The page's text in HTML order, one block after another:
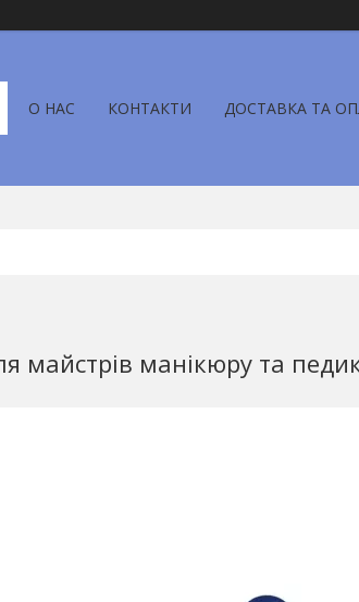
О НАС КОНТАКТИ ДОСТАВКА ТА
майстрів манікюру та